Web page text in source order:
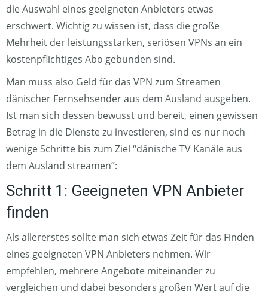
die Auswahl eines geeigneten Anbieters etwas
erschwert. Wichtig zu wissen ist, dass die große
Mehrheit der leistungsstarken, seriösen VPNs an ein
kostenpflichtiges Abo gebunden sind.
Man muss also Geld für das VPN zum Streamen
dänischer Fernsehsender aus dem Ausland ausgeben.
Ist man sich dessen bewusst und bereit, einen gewissen
Betrag in die Dienste zu investieren, sind es nur noch
wenige Schritte bis zum Ziel “dänische TV Kanäle aus
dem Ausland streamen”:
Schritt 1: Geeigneten VPN Anbieter
finden
Als allererstes sollte man sich etwas Zeit für das Finden
eines geeigneten VPN Anbieters nehmen. Wir
empfehlen, mehrere Angebote miteinander zu
vergleichen und dabei besonders großen Wert auf die